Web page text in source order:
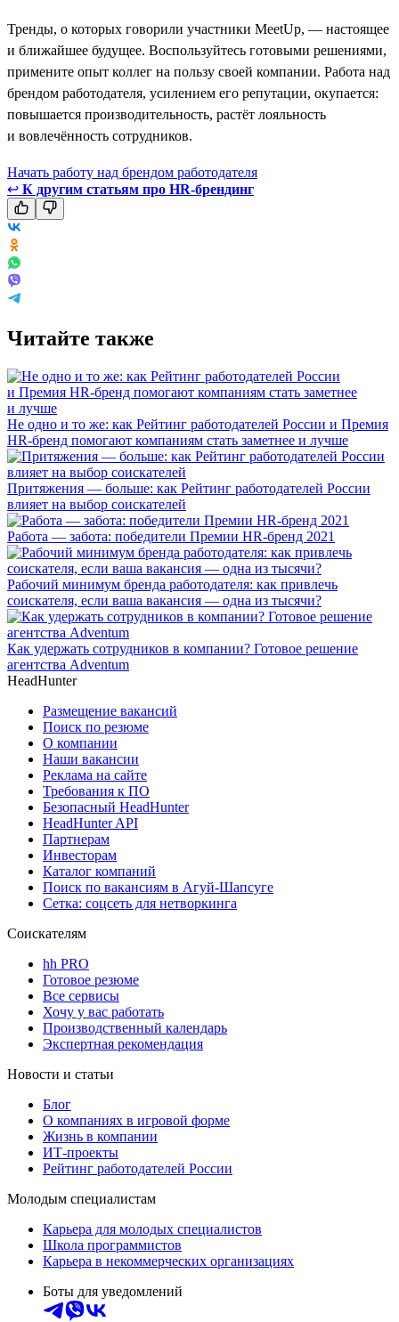
Тренды, о которых говорили участники MeetUp, — настоящее
и ближайшее будущее. Воспользуйтесь готовыми решениями,
примените опыт коллег на пользу своей компании. Работа над
брендом работодателя, усилением его репутации, окупается:
повышается производительность, растёт лояльность
и вовлечённость сотрудников.
Начать работу над брендом работодателя
↩ К другим статьям про HR-брендинг
Читайте также
Не одно и то же: как Рейтинг работодателей России и Премия
HR-бренд помогают компаниям стать заметнее и лучше
Притяжения — больше: как Рейтинг работодателей России
влияет на выбор соискателей
Работа — забота: победители Премии HR-бренд 2021
Рабочий минимум бренда работодателя: как привлечь
соискателя, если ваша вакансия — одна из тысячи?
Как удержать сотрудников в компании? Готовое решение
агентства Adventum
HeadHunter
Размещение вакансий
Поиск по резюме
О компании
Наши вакансии
Реклама на сайте
Требования к ПО
Безопасный HeadHunter
HeadHunter API
Партнерам
Инвесторам
Каталог компаний
Поиск по вакансиям в Агуй-Шапсуге
Сетка: соцсеть для нетворкинга
Соискателям
hh PRO
Готовое резюме
Все сервисы
Хочу у вас работать
Производственный календарь
Экспертная рекомендация
Новости и статьи
Блог
О компаниях в игровой форме
Жизнь в компании
ИТ-проекты
Рейтинг работодателей России
Молодым специалистам
Карьера для молодых специалистов
Школа программистов
Карьера в некоммерческих организациях
Боты для уведомлений